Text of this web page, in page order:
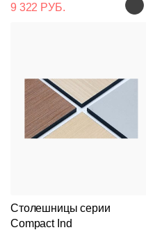
9 322 РУБ.
Столешницы серии
Compact Ind